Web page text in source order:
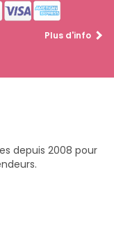
Plus d'info
depuis 2008 pour